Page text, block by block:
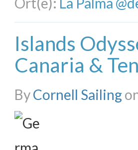
Islands
Canaria &
ByCornell Sailing